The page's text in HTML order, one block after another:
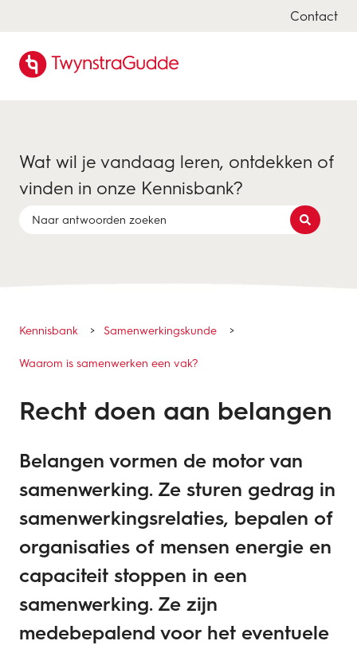
Contact
Wat wil je vandaag leren, ontdekken of
vinden in onze Kennisbank?
Kennisbank Samenwerkingskunde
Waarom is samenwerken een vak?
Recht doen aan belangen
Belangen vormen de motor van
samenwerking. Ze sturen gedrag in
samenwerkingsrelaties, bepalen of
organisaties of mensen energie en
capaciteit stoppen in een
samenwerking. Ze zijn
medebepalend voor het eventuele